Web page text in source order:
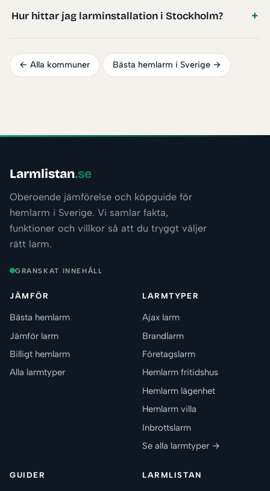
Hur hittar jag larminstallation i Stockholm?
← Alla kommuner Bästa hemlarm i Sverige →
Larmlistan.se
Oberoende jämförelse och köpguide för
hemlarm i Sverige. Vi samlar fakta,
funktioner och villkor så att du tryggt väljer
rätt larm.
GRANSKAT INNEHÅLL
JÄMFÖR
Bästa hemlarm
Jämför larm
Billigt hemlarm
Alla larmtyper
LARMTYPER
Ajax larm
Brandlarm
Företagslarm
Hemlarm fritidshus
Hemlarm lägenhet
Hemlarm villa
Inbrottslarm
Se alla larmtyper →
GUIDER LARMLISTAN